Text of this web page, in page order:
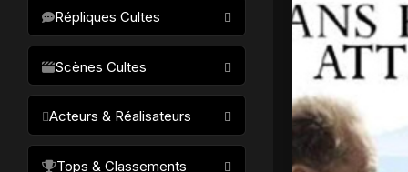
Science-fiction
Drame / Thriller
Comédie/humour
Horreur
Fantastique
Répliques Cultes
Scènes Cultes
Acteurs & Réalisateurs
Tops & Classements